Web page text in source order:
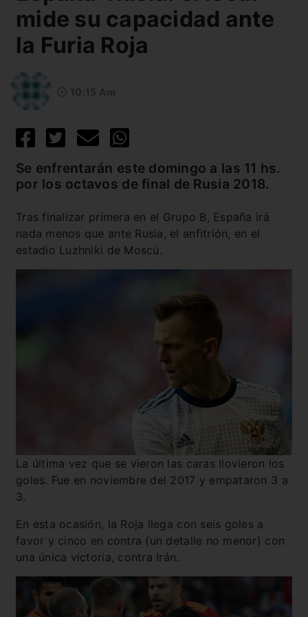
mide su capacidad ante
la Furia Roja
Se enfrentarán este domingo a las 11 hs.
por los octavos de final de Rusia 2018.
Tras finalizar primera en el Grupo B, España irá
nada menos que ante Rusia, el anfitrión, en el
estadio Luzhniki de Moscú.
La última vez que se vieron las caras llovieron los
goles. Fue en noviembre del 2017 y empataron 3 a
3.
En esta ocasión, la Roja llega con seis goles a
favor y cinco en contra (un detalle no menor) con
una única victoria, contra Irán.